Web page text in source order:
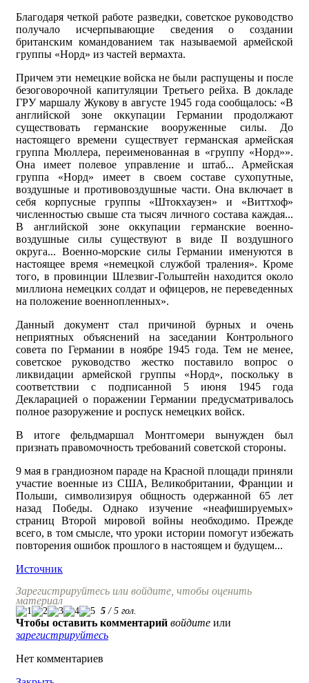
Благодаря четкой работе разведки, советское руководство
получало исчерпывающие сведения о создании
британским командованием так называемой армейской
группы «Норд» из частей вермахта.
Причем эти немецкие войска не были распущены и после
безоговорочной капитуляции Третьего рейха. В докладе
ГРУ маршалу Жукову в августе 1945 года сообщалось: «В
английской зоне оккупации Германии продолжают
существовать германские вооруженные силы. До
настоящего времени существует германская армейская
группа Мюллера, переименованная в «группу «Норд»».
Она имеет полевое управление и штаб... Армейская
группа «Норд» имеет в своем составе сухопутные,
воздушные и противовоздушные части. Она включает в
себя корпусные группы «Штокхаузен» и «Виттхоф»
численностью свыше ста тысяч личного состава каждая...
В английской зоне оккупации германские военно-
воздушные силы существуют в виде II воздушного
округа... Военно-морские силы Германии именуются в
настоящее время «немецкой службой траления». Кроме
того, в провинции Шлезвиг-Гольштейн находится около
миллиона немецких солдат и офицеров, не переведенных
на положение военнопленных».
Данный документ стал причиной бурных и очень
неприятных объяснений на заседании Контрольного
совета по Германии в ноябре 1945 года. Тем не менее,
советское руководство жестко поставило вопрос о
ликвидации армейской группы «Норд», поскольку в
соответствии с подписанной 5 июня 1945 года
Декларацией о поражении Германии предусматривалось
полное разоружение и роспуск немецких войск.
В итоге фельдмаршал Монтгомери вынужден был
признать правомочность требований советской стороны.
9 мая в грандиозном параде на Красной площади приняли
участие военные из США, Великобритании, Франции и
Польши, символизируя общность одержанной 65 лет
назад Победы. Однако изучение «неафишируемых»
страниц Второй мировой войны необходимо. Прежде
всего, в том смысле, что уроки истории помогут избежать
повторения ошибок прошлого в настоящем и будущем...
Источник
Зарегистрируйтесь или войдите, чтобы оценить
материал
5 / 5 гол.
Чтобы оставить комментарий войдите или
зарегистрируйтесь
Нет комментариев